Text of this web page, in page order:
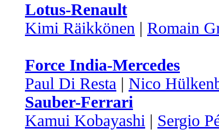
Lotus-Renault
Kimi Räikkönen | Romain
Force India-Mercedes
Paul Di Resta | Nico
Sauber-Ferrari
Kamui Kobayashi | Sergio